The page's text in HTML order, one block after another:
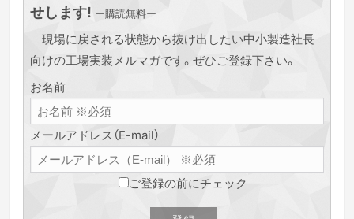
せします! ー購読無料ー
現場に戻される状態から抜け出したい中小製造社長
向けの工場実装メルマガです。ぜひご登録下さい。
お名前
メールアドレス（E-mail）
ご登録の前にチェック